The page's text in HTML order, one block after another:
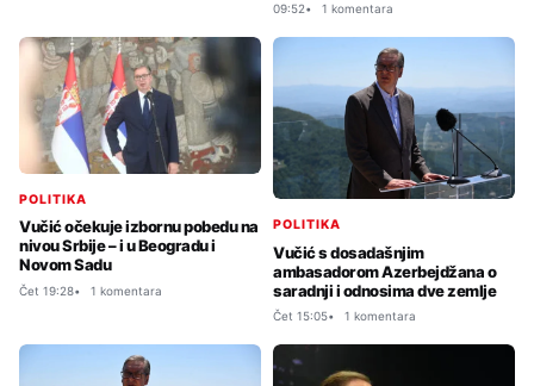
09:52 1 komentara
POLITIKA
Vučić očekuje izbornu pobedu na
nivou Srbije – i u Beogradu i
Novom Sadu
Čet 19:28 1 komentara
POLITIKA
Vučić s dosadašnjim
ambasadorom Azerbejdžana o
saradnji i odnosima dve zemlje
Čet 15:05 1 komentara